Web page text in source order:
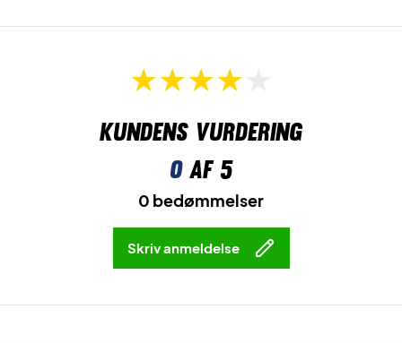
Kundens vurdering
0af 5
0 bedømmelser
Skriv anmeldelse